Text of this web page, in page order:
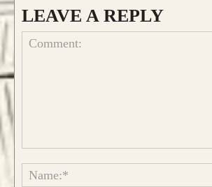
da 800€
TUO LONGBOW
LEAVE A REPLY